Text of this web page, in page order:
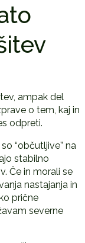
ampak del
o tem, kaj in
odpreti.
“občutljive” na
stabilno
Če in morali se
nastajanja in
prične
severne